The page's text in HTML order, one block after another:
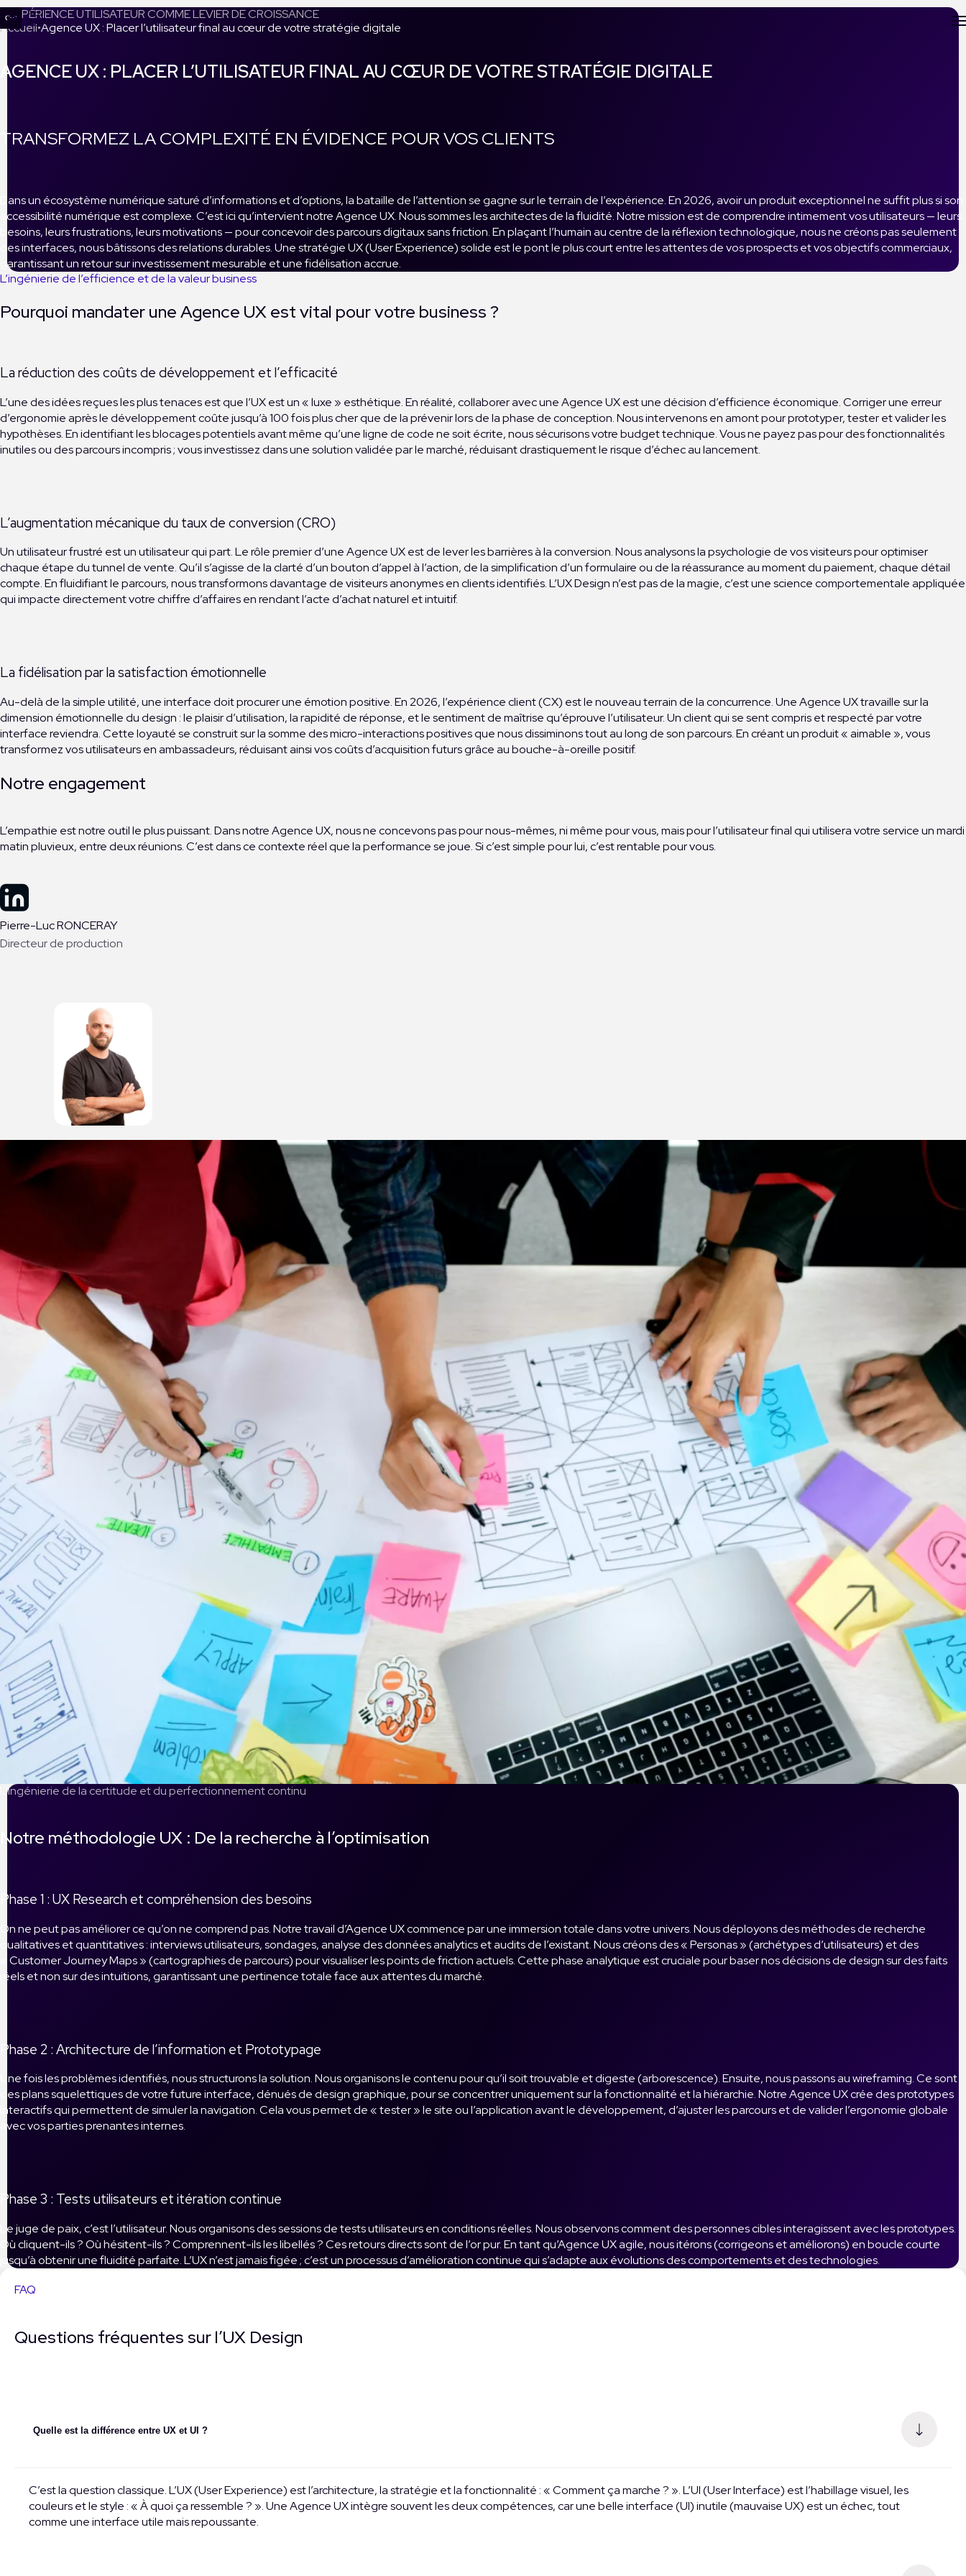
Accueil Agence UX : Placer l’utilisateur final au cœur de votre stratégie digitale
L’EXPÉRIENCE UTILISATEUR COMME LEVIER DE CROISSANCE
AGENCE UX : PLACER L’UTILISATEUR FINAL AU CŒUR DE VOTRE STRATÉGIE DIGITALE
TRANSFORMEZ LA COMPLEXITÉ EN ÉVIDENCE POUR VOS CLIENTS
Dans un écosystème numérique saturé d’informations et d’options, la bataille de l’attention se gagne sur le terrain de l’expérience. En 2026, avoir un produit exceptionnel ne suffit plus si son
accessibilité numérique est complexe. C’est ici qu’intervient notre Agence UX. Nous sommes les architectes de la fluidité. Notre mission est de comprendre intimement vos utilisateurs — leurs
besoins, leurs frustrations, leurs motivations — pour concevoir des parcours digitaux sans friction. En plaçant l’humain au centre de la réflexion technologique, nous ne créons pas seulement
des interfaces, nous bâtissons des relations durables. Une stratégie UX (User Experience) solide est le pont le plus court entre les attentes de vos prospects et vos objectifs commerciaux,
garantissant un retour sur investissement mesurable et une fidélisation accrue.
L’ingénierie de l’efficience et de la valeur business
Pourquoi mandater une Agence UX est vital pour votre business ?
La réduction des coûts de développement et l’efficacité
L’une des idées reçues les plus tenaces est que l’UX est un « luxe » esthétique. En réalité, collaborer avec une Agence UX est une décision d’efficience économique. Corriger une erreur
d’ergonomie après le développement coûte jusqu’à 100 fois plus cher que de la prévenir lors de la phase de conception. Nous intervenons en amont pour prototyper, tester et valider les
hypothèses. En identifiant les blocages potentiels avant même qu’une ligne de code ne soit écrite, nous sécurisons votre budget technique. Vous ne payez pas pour des fonctionnalités
inutiles ou des parcours incompris ; vous investissez dans une solution validée par le marché, réduisant drastiquement le risque d’échec au lancement.
L’augmentation mécanique du taux de conversion (CRO)
Un utilisateur frustré est un utilisateur qui part. Le rôle premier d’une Agence UX est de lever les barrières à la conversion. Nous analysons la psychologie de vos visiteurs pour optimiser
chaque étape du tunnel de vente. Qu’il s’agisse de la clarté d’un bouton d’appel à l’action, de la simplification d’un formulaire ou de la réassurance au moment du paiement, chaque détail
compte. En fluidifiant le parcours, nous transformons davantage de visiteurs anonymes en clients identifiés. L’UX Design n’est pas de la magie, c’est une science comportementale appliquée
qui impacte directement votre chiffre d’affaires en rendant l’acte d’achat naturel et intuitif.
La fidélisation par la satisfaction émotionnelle
Au-delà de la simple utilité, une interface doit procurer une émotion positive. En 2026, l’expérience client (CX) est le nouveau terrain de la concurrence. Une Agence UX travaille sur la
dimension émotionnelle du design : le plaisir d’utilisation, la rapidité de réponse, et le sentiment de maîtrise qu’éprouve l’utilisateur. Un client qui se sent compris et respecté par votre
interface reviendra. Cette loyauté se construit sur la somme des micro-interactions positives que nous dissiminons tout au long de son parcours. En créant un produit « aimable », vous
transformez vos utilisateurs en ambassadeurs, réduisant ainsi vos coûts d’acquisition futurs grâce au bouche-à-oreille positif.
Notre engagement
L’empathie est notre outil le plus puissant. Dans notre Agence UX, nous ne concevons pas pour nous-mêmes, ni même pour vous, mais pour l’utilisateur final qui utilisera votre service un mardi
matin pluvieux, entre deux réunions. C’est dans ce contexte réel que la performance se joue. Si c’est simple pour lui, c’est rentable pour vous.
Pierre-Luc RONCERAY
Directeur de production
L’ingénierie de la certitude et du perfectionnement continu
Notre méthodologie UX : De la recherche à l’optimisation
Phase 1 : UX Research et compréhension des besoins
On ne peut pas améliorer ce qu’on ne comprend pas. Notre travail d’Agence UX commence par une immersion totale dans votre univers. Nous déployons des méthodes de recherche
qualitatives et quantitatives : interviews utilisateurs, sondages, analyse des données analytics et audits de l’existant. Nous créons des « Personas » (archétypes d’utilisateurs) et des
« Customer Journey Maps » (cartographies de parcours) pour visualiser les points de friction actuels. Cette phase analytique est cruciale pour baser nos décisions de design sur des faits
réels et non sur des intuitions, garantissant une pertinence totale face aux attentes du marché.
Phase 2 : Architecture de l’information et Prototypage
Une fois les problèmes identifiés, nous structurons la solution. Nous organisons le contenu pour qu’il soit trouvable et digeste (arborescence). Ensuite, nous passons au wireframing. Ce sont
des plans squelettiques de votre future interface, dénués de design graphique, pour se concentrer uniquement sur la fonctionnalité et la hiérarchie. Notre Agence UX crée des prototypes
interactifs qui permettent de simuler la navigation. Cela vous permet de « tester » le site ou l’application avant le développement, d’ajuster les parcours et de valider l’ergonomie globale
avec vos parties prenantes internes.
Phase 3 : Tests utilisateurs et itération continue
Le juge de paix, c’est l’utilisateur. Nous organisons des sessions de tests utilisateurs en conditions réelles. Nous observons comment des personnes cibles interagissent avec les prototypes.
Où cliquent-ils ? Où hésitent-ils ? Comprennent-ils les libellés ? Ces retours directs sont de l’or pur. En tant qu’Agence UX agile, nous itérons (corrigeons et améliorons) en boucle courte
jusqu’à obtenir une fluidité parfaite. L’UX n’est jamais figée ; c’est un processus d’amélioration continue qui s’adapte aux évolutions des comportements et des technologies.
FAQ
Questions fréquentes sur l’UX Design
Quelle est la différence entre UX et UI ?
C’est la question classique. L’UX (User Experience) est l’architecture, la stratégie et la fonctionnalité : « Comment ça marche ? ». L’UI (User Interface) est l’habillage visuel, les
couleurs et le style : « À quoi ça ressemble ? ». Une Agence UX intègre souvent les deux compétences, car une belle interface (UI) inutile (mauvaise UX) est un échec, tout
comme une interface utile mais repoussante.